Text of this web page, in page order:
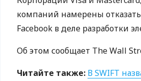
компаний намерены
Facebook в деле разработки
Об этом сообщает The Wall
Читайте также: ВSWIFT